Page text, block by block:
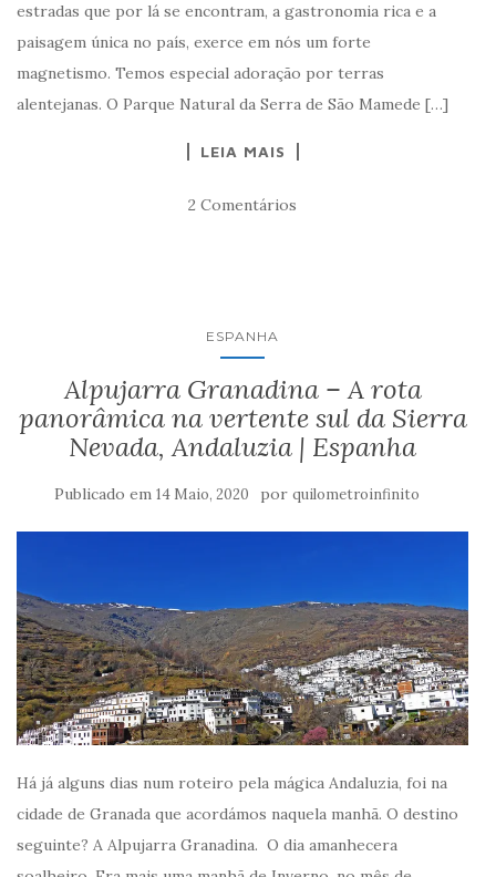
estradas que por lá se encontram, a gastronomia rica e a
paisagem única no país, exerce em nós um forte
magnetismo. Temos especial adoração por terras
alentejanas. O Parque Natural da Serra de São Mamede […]
LEIA MAIS
2 Comentários
ESPANHA
Alpujarra Granadina – A rota
panorâmica na vertente sul da Sierra
Nevada, Andaluzia | Espanha
Publicado em 14 Maio, 2020 por quilometroinfinito
Há já alguns dias num roteiro pela mágica Andaluzia, foi na
cidade de Granada que acordámos naquela manhã. O destino
seguinte? A Alpujarra Granadina. O dia amanhecera